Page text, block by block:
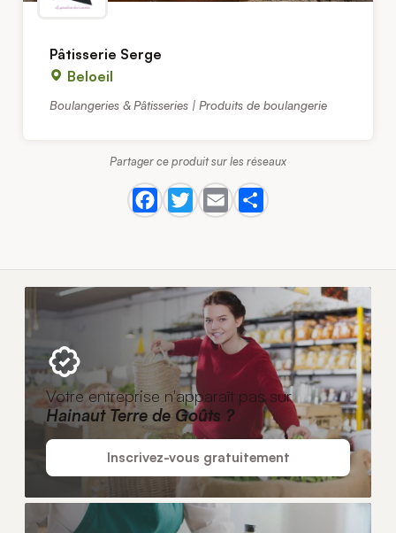
Pâtisserie Serge
Beloeil
Boulangeries & Pâtisseries | Produits de boulangerie
Partager ce produit sur les réseaux
Votre entreprise n'apparaît pas sur
Hainaut Terre de Goûts ?
Inscrivez-vous gratuitement